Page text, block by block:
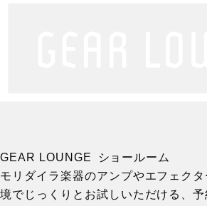
GEAR LOUNGE ショールーム
モリダイラ楽器のアンプやエフェク
境でじっくりとお試しいただける、